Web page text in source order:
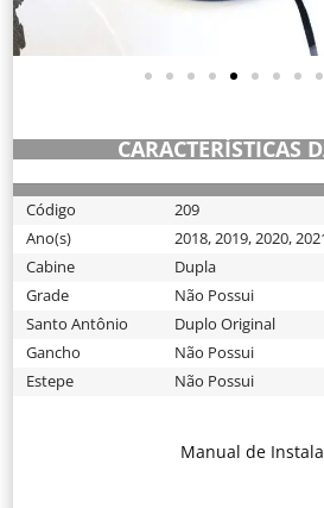
CARACTERÍSTICAS
Código
209
Ano(s)
2018,2019,2020,
Cabine
Dupla
Grade
Não Possui
Santo Antônio
Duplo Original
Gancho
Não Possui
Estepe
Não Possui
Manual de